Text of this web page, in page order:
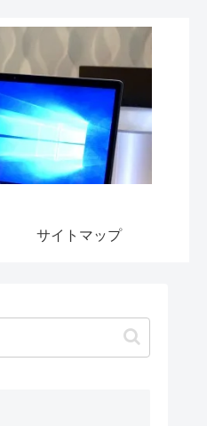
サイトマップ